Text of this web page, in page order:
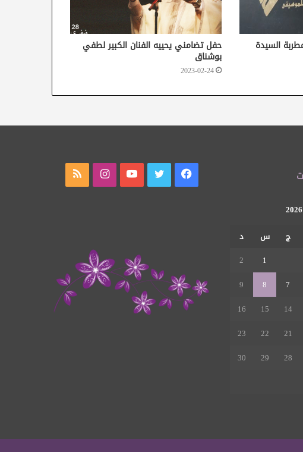
السيدة حفل تضامني يحييه الفنان الكبير لطفي
بوشناق
2023-02-24
ج س
د
1
2
7
8
9
14
15
16
21
22
23
28
29
30
فيسبوك تويتر يوتيوب انستقرام